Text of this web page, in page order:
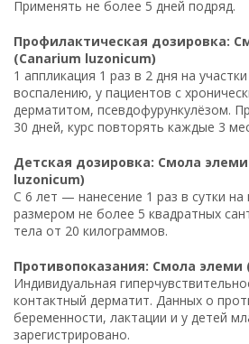
Применять не более 5 дней подряд.
Профилактическая дозировка:
(Canarium luzonicum)
1 аппликация 1 раз в 2 дня на
воспалению, у пациентов с
дерматитом, псевдофурункулёзом.
30 дней, курс повторять каждые 3
Детская дозировка: Смола
luzonicum)
С 6 лет — нанесение 1 раз в сутки
размером не более 5 квадратных
тела от 20 килограммов.
Противопоказания: Смола элеми
Индивидуальная
контактный дерматит. Данных о
беременности, лактации и у детей
зарегистрировано.